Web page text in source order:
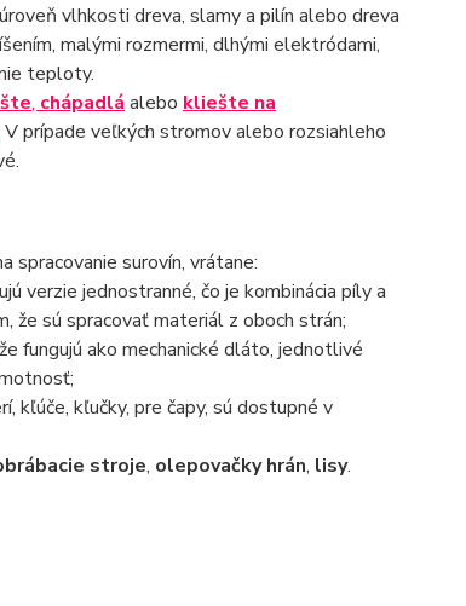
vlhkosti dreva, slamy a pilín alebo dreva
malými rozmermi, dlhými elektródami,
teploty.
, chápadlá alebo kliešte na
V prípade veľkých stromov alebo rozsiahleho
spracovanie surovín, vrátane:
verzie jednostranné, čo je kombinácia píly a
že sú spracovať materiál z oboch strán;
fungujú ako mechanické dláto, jednotlivé
kľúče, kľučky, pre čapy, sú dostupné v
stroje, olepovačky hrán, lisy.